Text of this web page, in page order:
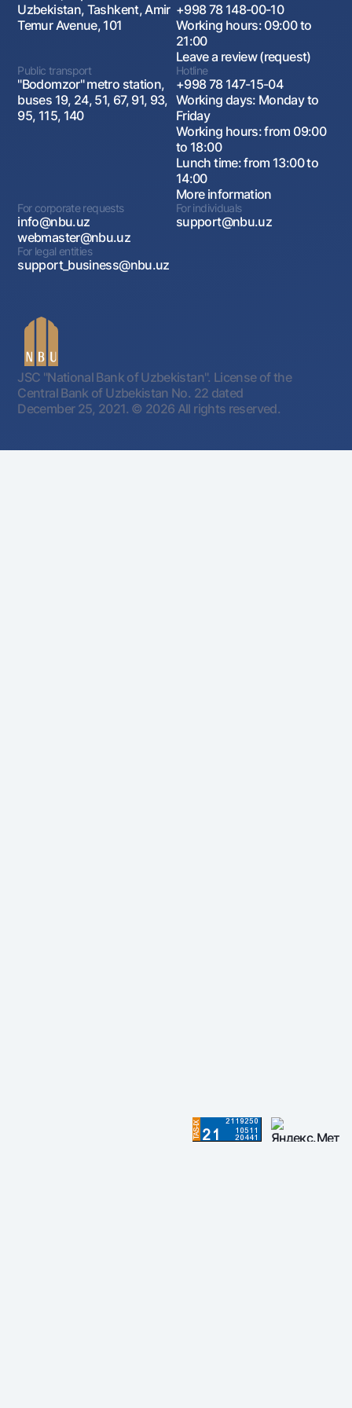
Uzbekistan, Tashkent, Amir
Temur Avenue, 101
+998 78 148-00-10
Working hours: 09:00 to
21:00
Leave a review (request)
Public transport
"Bodomzor" metro station,
buses 19, 24, 51, 67, 91, 93,
95, 115, 140
Hotline
+998 78 147-15-04
Working days: Monday to
Friday
Working hours: from 09:00
to 18:00
Lunch time: from 13:00 to
14:00
More information
For corporate requests
info@nbu.uz
webmaster@nbu.uz
For individuals
support@nbu.uz
For legal entities
support_business@nbu.uz
JSC "National Bank of Uzbekistan". License of the
Central Bank of Uzbekistan No. 22 dated
December 25, 2021. © 2026 All rights reserved.